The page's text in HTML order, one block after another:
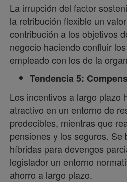
La irrupción del factor
la retribución flexible un
contribución a los objetivos
negocio haciendo confluir
empleado con los de la
Tendencia 5:
Los incentivos a largo plazo
atractivo en un entorno de
predecibles, mientras que
pensiones y los seguros. Se
híbridas para devengos
legislador un entorno
ahorro a largo plazo.